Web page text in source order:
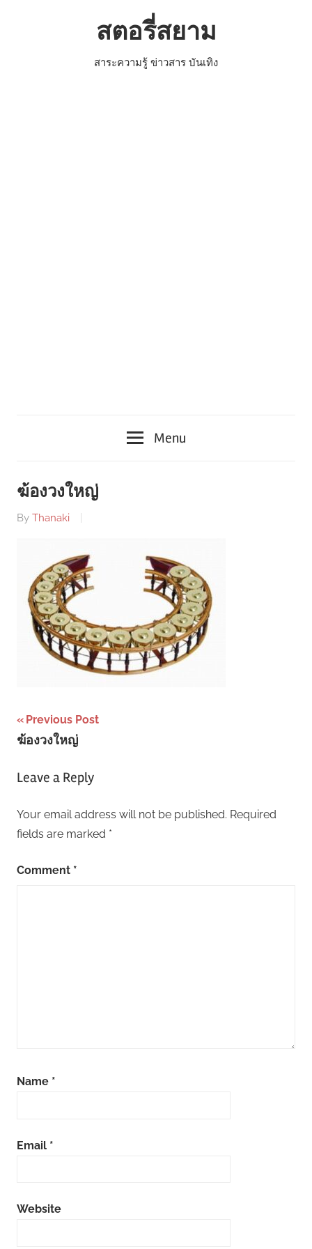
สตอรี่สยาม
สาระความรู้ ข่าวสาร บันเทิง
Menu
ฆ้องวงใหญ่
By Thanaki
Post
navigation
Previous Post
ฆ้องวงใหญ่
Leave a Reply
Your email address will not be published. Required
fields are marked *
Comment *
Name *
Email *
Website